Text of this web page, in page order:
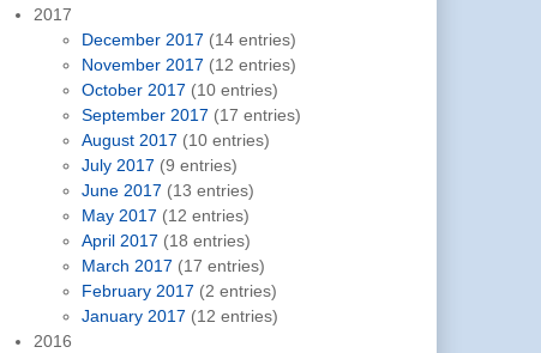
2017
December 2017 (14 entries)
November 2017 (12 entries)
October 2017 (10 entries)
September 2017 (17 entries)
August 2017 (10 entries)
July 2017 (9 entries)
June 2017 (13 entries)
May 2017 (12 entries)
April 2017 (18 entries)
March 2017 (17 entries)
February 2017 (2 entries)
January 2017 (12 entries)
2016